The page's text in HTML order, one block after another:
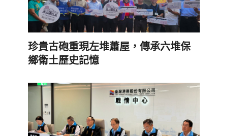
珍貴古砲重現左堆蕭屋，傳承六堆保
鄉衛土歷史記憶